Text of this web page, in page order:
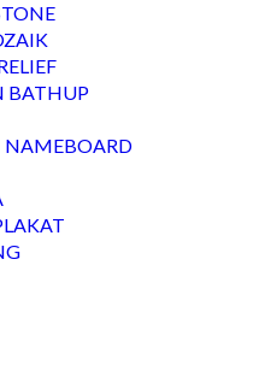
BATHUP
NAMEBOARD